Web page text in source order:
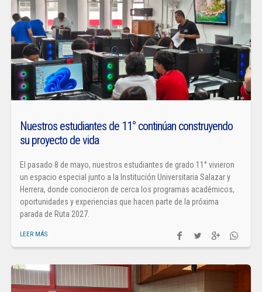
Nuestros estudiantes de 11° continúan construyendo
su proyecto de vida
El pasado 8 de mayo, nuestros estudiantes de grado 11° vivieron
un espacio especial junto a la Institución Universitaria Salazar y
Herrera, donde conocieron de cerca los programas académicos,
oportunidades y experiencias que hacen parte de la próxima
parada de Ruta 2027.
LEER MÁS